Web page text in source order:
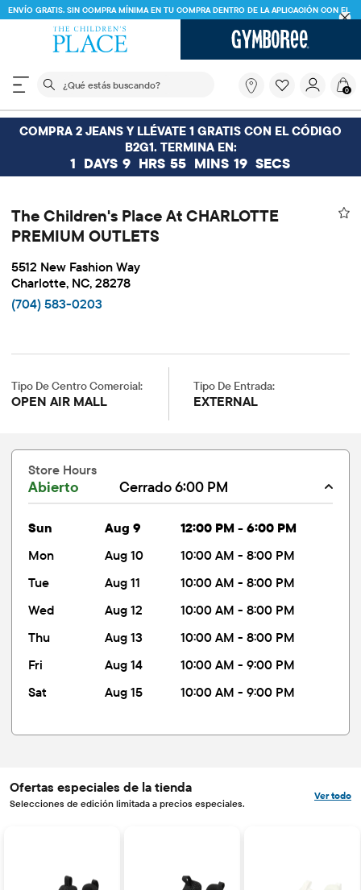
ENVÍO GRATIS. SIN COMPRA MÍNIMA EN TU COMPRA DENTRO DE LA APLICACIÓN CON EL
CÓDIGO
El siguiente campo de búsqueda filtra las
buscando?
0
COMPRA 2 JEANS Y LLÉVATE 1 GRATIS CON EL CÓDIGO
B2G1. TERMINA EN:
1 DAYS 9 HRS 55 MINS 19 SECS
The Children's Place At CHARLOTTE
PREMIUM OUTLETS
5512 New Fashion Way
Charlotte, NC, 28278
(704) 583-0203
Tipo De Centro Comercial:
OPEN AIR MALL
Tipo De Entrada:
EXTERNAL
Store Hours
Abierto Cerrado 6:00 PM
sun Aug 9
12:00 PM - 6:00 PM
mon
Aug 10
10:00 AM - 8:00 PM
tue
Aug 11
10:00 AM - 8:00 PM
wed
Aug 12
10:00 AM - 8:00 PM
thu
Aug 13
10:00 AM - 8:00 PM
fri
Aug 14
10:00 AM - 9:00 PM
sat
Aug 15 10:00 AM - 9:00 PM
Ofertas especiales de la tienda
Selecciones de edición limitada a precios especiales.
Ver todo